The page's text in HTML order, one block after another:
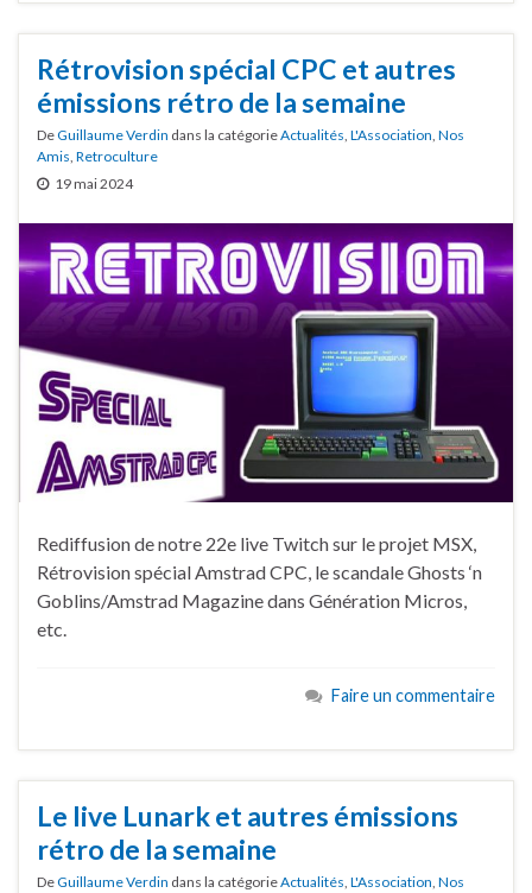
Rétrovision spécial CPC et autres
émissions rétro de la semaine
DeGuillaume Verdin dans la catégorieActualités, L'Association, Nos
Amis, Retroculture
19 mai 2024
Rediffusion de notre 22e live Twitch sur le projet MSX,
Rétrovision spécial Amstrad CPC, le scandale Ghosts ‘n
Goblins/Amstrad Magazine dans Génération Micros,
etc.
Faire un commentaire
Le live Lunark et autres émissions
rétro de la semaine
DeGuillaume Verdin dans la catégorieActualités, L'Association, Nos